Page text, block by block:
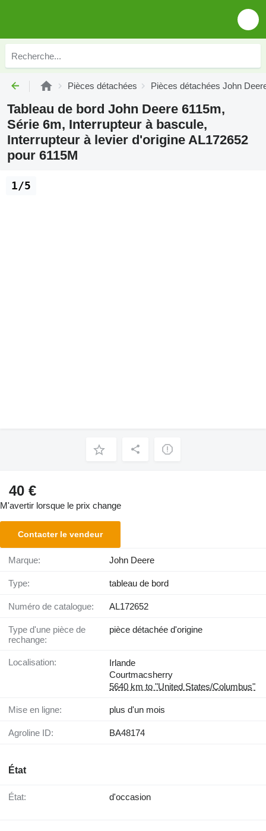
Pièces détachées Pièces détachées John
Tableau de bord John Deere 6115m,
Série 6m, Interrupteur à bascule,
Interrupteur à levier d'origine AL172652
pour 6115M
1/5
40 €
M'avertir lorsque le prix change
Contacter le vendeur
Marque: John Deere
Type: tableau de bord
Numéro de catalogue: AL172652
Type d'une pièce de
rechange:
pièce détachée d'origine
Localisation:
Irlande
Courtmacsherry
5640 km to "United States/Columbus"
Mise en ligne: plus d'un mois
Agroline ID: BA48174
État
État: d'occasion